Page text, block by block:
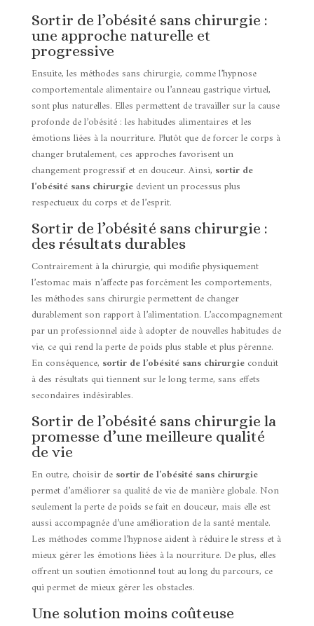
Sortir de l’obésité sans chirurgie :
une approche naturelle et
progressive
Ensuite, les méthodes sans chirurgie, comme l’hypnose
comportementale alimentaire ou l’anneau gastrique virtuel,
sont plus naturelles. Elles permettent de travailler sur la cause
profonde de l’obésité : les habitudes alimentaires et les
émotions liées à la nourriture. Plutôt que de forcer le corps à
changer brutalement, ces approches favorisent un
changement progressif et en douceur. Ainsi, sortir de
l’obésité sans chirurgiedevient un processus plus
respectueux du corps et de l’esprit.
Sortir de l’obésité sans chirurgie :
des résultats durables
Contrairement à la chirurgie, qui modifie physiquement
l’estomac mais n’affecte pas forcément les comportements,
les méthodes sans chirurgie permettent de changer
durablement son rapport à l’alimentation. L’accompagnement
par un professionnel aide à adopter de nouvelles habitudes de
vie, ce qui rend la perte de poids plus stable et plus pérenne.
En conséquence, sortir de l’obésité sans chirurgieconduit
à des résultats qui tiennent sur le long terme, sans effets
secondaires indésirables.
Sortir de l’obésité sans chirurgie la
promesse d’une meilleure qualité
de vie
En outre, choisir de sortir de l’obésité sans chirurgie
permet d’améliorer sa qualité de vie de manière globale. Non
seulement la perte de poids se fait en douceur, mais elle est
aussi accompagnée d’une amélioration de la santé mentale.
Les méthodes comme l’hypnose aident à réduire le stress et à
mieux gérer les émotions liées à la nourriture. De plus, elles
offrent un soutien émotionnel tout au long du parcours, ce
qui permet de mieux gérer les obstacles.
Une solution moins coûteuse